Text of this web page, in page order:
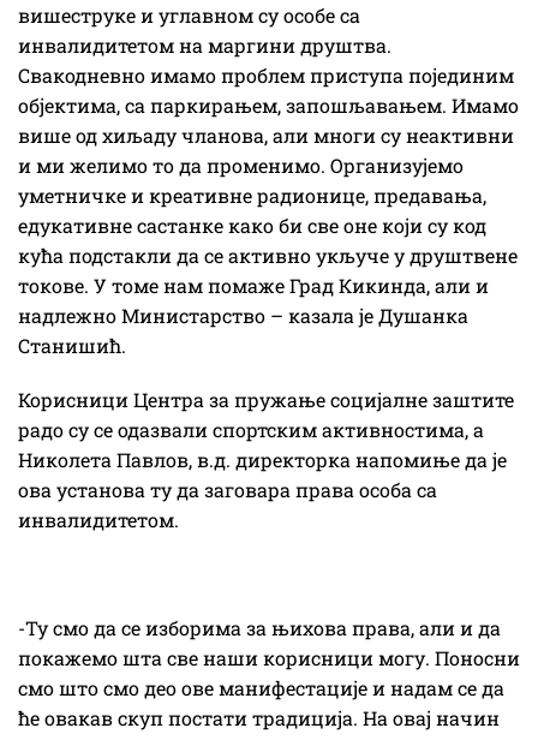
вишеструке и углавном су особе са
инвалидитетом на маргини друштва.
Свакодневно имамо проблем приступа појединим
објектима, са паркирањем, запошљавањем. Имамо
више од хиљаду чланова, али многи су неактивни
и ми желимо то да променимо. Организујемо
уметничке и креативне радионице, предавања,
едукативне састанке како би све оне који су код
кућа подстакли да се активно укључе у друштвене
токове. У томе нам помаже Град Кикинда, али и
надлежно Министарство – казала је Душанка
Станишић.
Корисници Центра за пружање социјалне заштите
радо су се одазвали спортским активностима, а
Николета Павлов, в.д. директорка напомиње да је
ова установа ту да заговара права особа са
инвалидитетом.
-Ту смо да се изборима за њихова права, али и да
покажемо шта све наши корисници могу. Поносни
смо што смо део ове манифестације и надам се да
ће овакав скуп постати традиција. На овај начин